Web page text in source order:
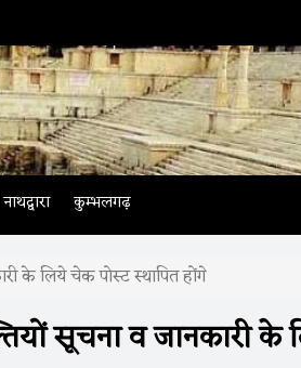
नाथद्वारा कुम्भलगढ़
के लिये चेक पोस्ट स्थापित होंगे
सूचना व जानकारी